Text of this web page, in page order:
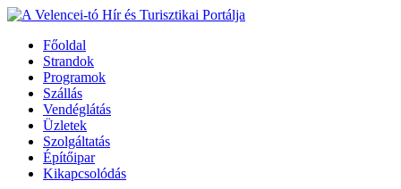
Főoldal
Strandok
Programok
Szállás
Vendéglátás
Üzletek
Szolgáltatás
Építőipar
Kikapcsolódás